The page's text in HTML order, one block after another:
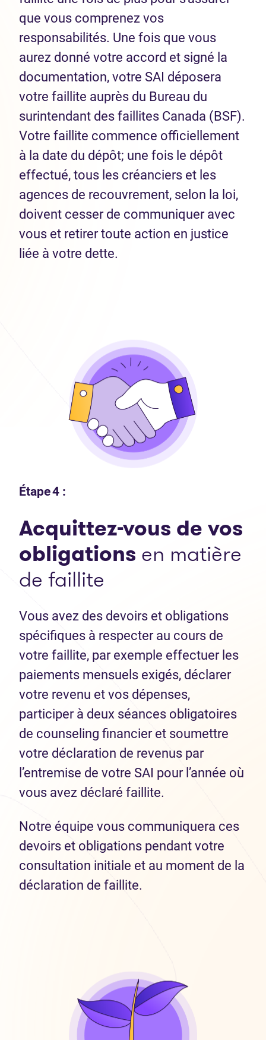
que vous comprenez vos
responsabilités. Une fois que vous
aurez donné votre accord et signé la
documentation, votre SAI déposera
votre faillite auprès du Bureau du
surintendant des faillites Canada (BSF).
Votre faillite commence officiellement
à la date du dépôt; une fois le dépôt
effectué, tous les créanciers et les
agences de recouvrement, selon la loi,
doivent cesser de communiquer avec
vous et retirer toute action en justice
liée à votre dette.
Étape 4 :
Acquittez-vous de vos
obligations en matière
de faillite
Vous avez des devoirs et obligations
spécifiques à respecter au cours de
votre faillite, par exemple effectuer les
paiements mensuels exigés, déclarer
votre revenu et vos dépenses,
participer à deux séances obligatoires
de counseling financier et soumettre
votre déclaration de revenus par
l’entremise de votre SAI pour l’année où
vous avez déclaré faillite.
Notre équipe vous communiquera ces
devoirs et obligations pendant votre
consultation initiale et au moment de la
déclaration de faillite.